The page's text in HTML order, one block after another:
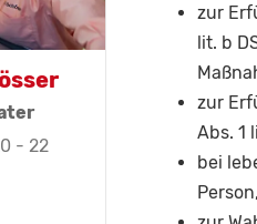
zur
lit. b
zur
Abs. 1
bei
Rüdiger Schösser
Verkaufsberater
Tel. 0821/440 20 - 22